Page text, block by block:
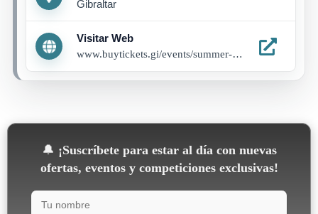
Gibraltar
Visitar Web
www.buytickets.gi/events/summer-programme-1285
🔔 ¡Suscríbete para estar al día con nuevas
ofertas, eventos y competiciones exclusivas!